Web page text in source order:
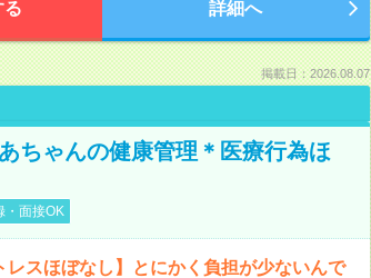
る 詳細へ
掲載日：2026.08.07
ちゃんの健康管理＊医療行為ほ
・面接OK
レスほぼなし】とにかく負担が少ないんで